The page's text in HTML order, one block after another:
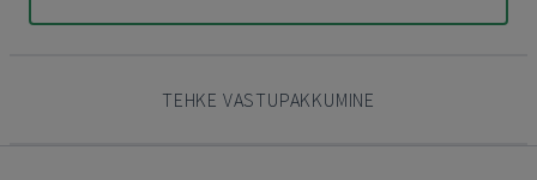
TEHKE VASTUPAKKUMINE